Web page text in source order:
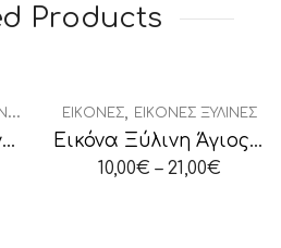
Products
Εικόνα Ασημένια Άγιος Σπυρίδων
ΕΙΚΌΝΕΣ, ΕΙΚΌΝΕΣ ΞΎΛΙΝΕΣ
Εικόνα Ξύλινη Άγιος Χαράλαμπος
10,00€ – 21,00€